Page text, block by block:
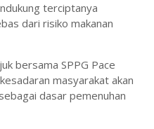
terciptanya
dari risiko makanan
bersama SPPG Pace
masyarakat akan
dasar pemenuhan